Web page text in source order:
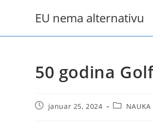
EU nema alternativu
50 godina
Postjanuar 25, 2024
PostNAUKA